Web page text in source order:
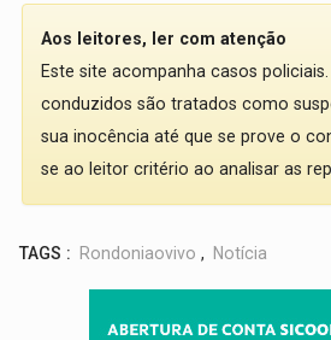
Aos leitores, ler com atenção
Este site acompanha casos
conduzidos são tratados como
sua inocência até que se prove o
se ao leitor critério ao analisar as
TAGS : Rondoniaovivo , Notícia